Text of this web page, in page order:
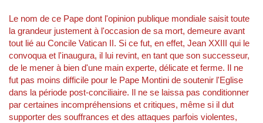
Le nom de ce Pape dont l'opinion publique mondiale saisit toute
la grandeur justement à l'occasion de sa mort, demeure avant
tout lié au Concile Vatican II. Si ce fut, en effet, Jean XXIII qui le
convoqua et l'inaugura, il lui revint, en tant que son successeur,
de le mener à bien d'une main experte, délicate et ferme. Il ne
fut pas moins difficile pour le Pape Montini de soutenir l'Eglise
dans la période post-conciliaire. Il ne se laissa pas conditionner
par certaines incompréhensions et critiques, même si il dut
supporter des souffrances et des attaques parfois violentes,